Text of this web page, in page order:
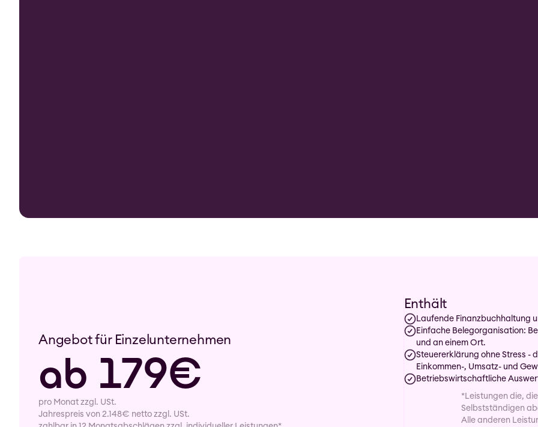
Angebot für Einzelunternehmen
ab 179€
pro Monat zzgl. USt.
Jahrespreis von 2.148€ netto zzgl. USt.
Enthält
Laufende Finanzbuchhaltung
Einfache Belegorganisation:
und an einem Ort.
Steuererklärung ohne Stress -
Einkommen-, Umsatz- und
Betriebswirtschaftliche
*Leistungen die,
Selbstständigen